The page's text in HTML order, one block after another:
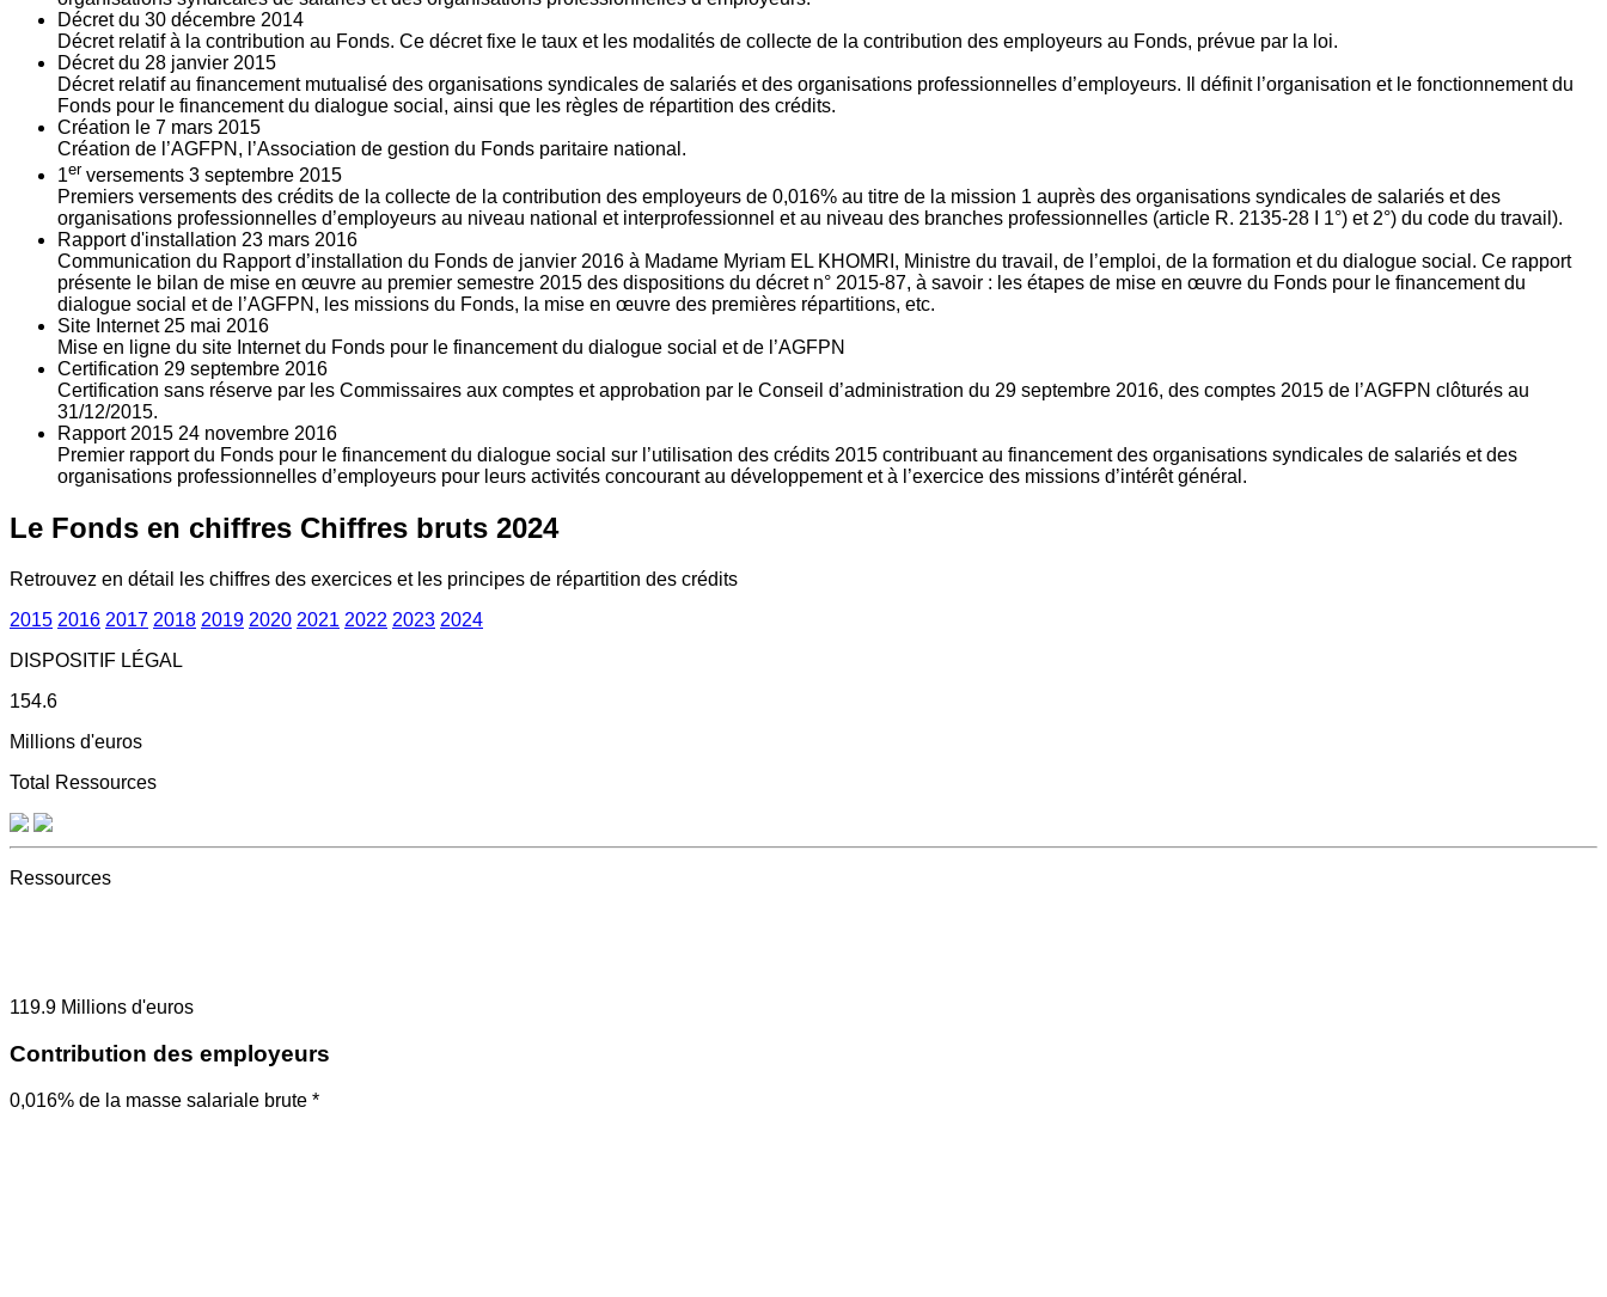
Décret du 30 décembre 2014
Décret relatif à la contribution au Fonds. Ce décret fixe le taux et les modalités de collecte de la contribution des employeurs au Fonds, prévue par la loi.
Décret du 28 janvier 2015
Décret relatif au financement mutualisé des organisations syndicales de salariés et des organisations professionnelles d’employeurs. Il définit l’organisation et le fonctionnement du
Fonds pour le financement du dialogue social, ainsi que les règles de répartition des crédits.
Création le 7 mars 2015
Création de l’AGFPN, l’Association de gestion du Fonds paritaire national.
1er versements 3 septembre 2015
Premiers versements des crédits de la collecte de la contribution des employeurs de 0,016% au titre de la mission 1 auprès des organisations syndicales de salariés et des
organisations professionnelles d’employeurs au niveau national et interprofessionnel et au niveau des branches professionnelles (article R. 2135‐28 I 1°) et 2°) du code du travail).
Rapport d'installation 23 mars 2016
Communication du Rapport d’installation du Fonds de janvier 2016 à Madame Myriam EL KHOMRI, Ministre du travail, de l’emploi, de la formation et du dialogue social. Ce rapport
présente le bilan de mise en œuvre au premier semestre 2015 des dispositions du décret n° 2015-87, à savoir : les étapes de mise en œuvre du Fonds pour le financement du
dialogue social et de l’AGFPN, les missions du Fonds, la mise en œuvre des premières répartitions, etc.
Site Internet 25 mai 2016
Mise en ligne du site Internet du Fonds pour le financement du dialogue social et de l’AGFPN
Certification 29 septembre 2016
Certification sans réserve par les Commissaires aux comptes et approbation par le Conseil d’administration du 29 septembre 2016, des comptes 2015 de l’AGFPN clôturés au
31/12/2015.
Rapport 2015 24 novembre 2016
Premier rapport du Fonds pour le financement du dialogue social sur l’utilisation des crédits 2015 contribuant au financement des organisations syndicales de salariés et des
organisations professionnelles d’employeurs pour leurs activités concourant au développement et à l’exercice des missions d’intérêt général.
Le Fonds en chiffres Chiffres bruts 2024
Retrouvez en détail les chiffres des exercices et les principes de répartition des crédits
2015 2016 2017 2018 2019 2020 2021 2022 2023 2024
DISPOSITIF LÉGAL
154.6
Millions d'euros
Total Ressources
Ressources
119.9 Millions d'euros
Contribution des employeurs
0,016% de la masse salariale brute *